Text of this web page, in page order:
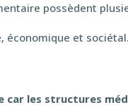
possèdent
économique et
car les structures